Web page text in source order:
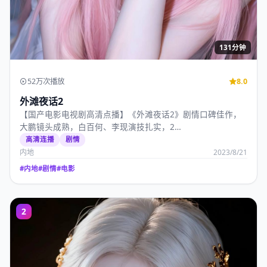
131分钟
52万次播放 8.0
外滩夜话2
【国产电影电视剧高清点播】《外滩夜话2》剧情口碑佳作，
大鹏镜头成熟，白百何、李现演技扎实，2…
高清连播 剧情
内地 2023/8/21
#内地#剧情#电影
2